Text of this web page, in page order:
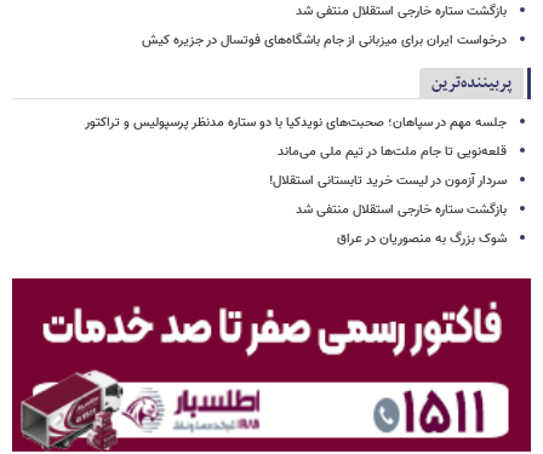
بازگشت ستاره خارجی استقلال منتفی شد
درخواست ایران برای میزبانی از جام باشگاه‌های فوتسال در جزیره کیش
پربیننده‌ترین
جلسه مهم در سپاهان؛ صحبت‌های نویدکیا با دو ستاره مدنظر پرسپولیس و تراکتور
قلعه‌نویی تا جام ملت‌ها در تیم ملی می‌ماند
سردار آزمون در لیست خرید تابستانی استقلال!
بازگشت ستاره خارجی استقلال منتفی شد
شوک بزرگ به منصوریان در عراق